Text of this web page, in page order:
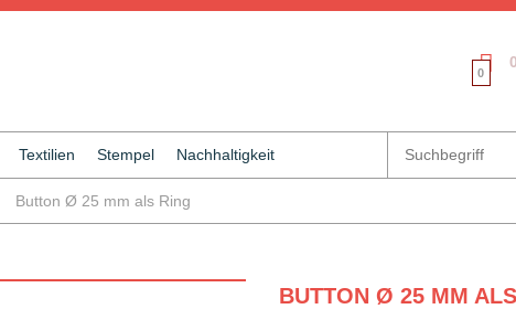
0
Textilien Stempel Nachhaltigkeit
Button Ø 25 mm als Ring
BUTTON Ø 25 MM ALS